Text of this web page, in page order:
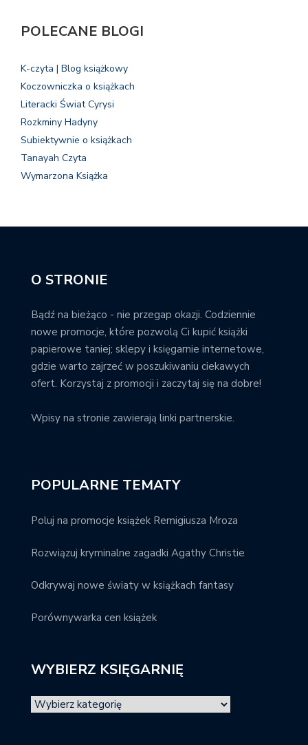
POLECANE BLOGI
K-czyta | Blog książkowy
Koczowniczka o książkach
Literacki Świat Cyrysi
Rozkminy Hadyny
Subiektywnie o książkach
Tanayah Czyta
Wymarzona Książka
O STRONIE
Bądź na bieżąco - nie przegap okazji. Codziennie
nowe promocje, które pozwolą Ci kupić książki
papierowe taniej; sklepy i księgarnie internetowe,
gdzie warto zajrzeć w poszukiwaniu ciekawych
ofert. Korzystaj z promocji i zaczytaj się na dobre!
Wpisy na stronie zawierają linki partnerskie.
POPULARNE TEMATY
Poluj na promocje książek Remigiusza Mroza
Rozwiązuj kryminalne zagadki Agathy Christie
Odkrywaj nowe światy w książkach fantasy
Porównywarka cen książek
WYBIERZ KSIĘGARNIĘ